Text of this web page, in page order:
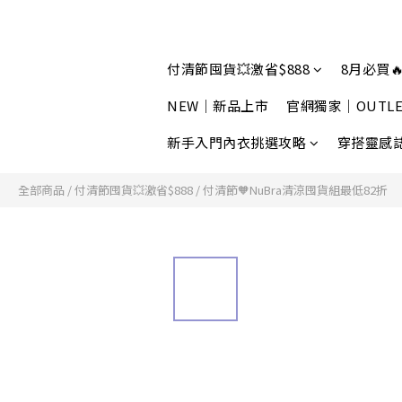
付清節囤貨💥激省$888
8月必買
NEW｜新品上市
官網獨家｜
新手入門內衣挑選攻略
穿搭靈感
全部商品 /付清節囤貨💥激省$888 /付清節🧡NuBra清涼囤貨組最低82折